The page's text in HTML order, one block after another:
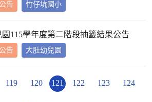
告 竹仔坑國小
告
115學年度第二階段抽籤結果公告
大肚幼兒園
119 120 121 122 123 124